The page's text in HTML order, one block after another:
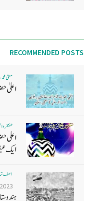
RECOMMENDED POSTS
مفتی
اعلیٰ
غضنفر
اعلی
ایک
آصف